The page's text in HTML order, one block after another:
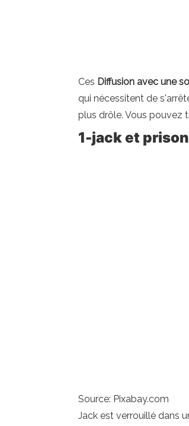
Ces Diffusion avec une
qui nécessitent de
plus drôle. Vous pouvez
1-jack et prison
Source: Pixabay.com
Jack est verrouillé dans